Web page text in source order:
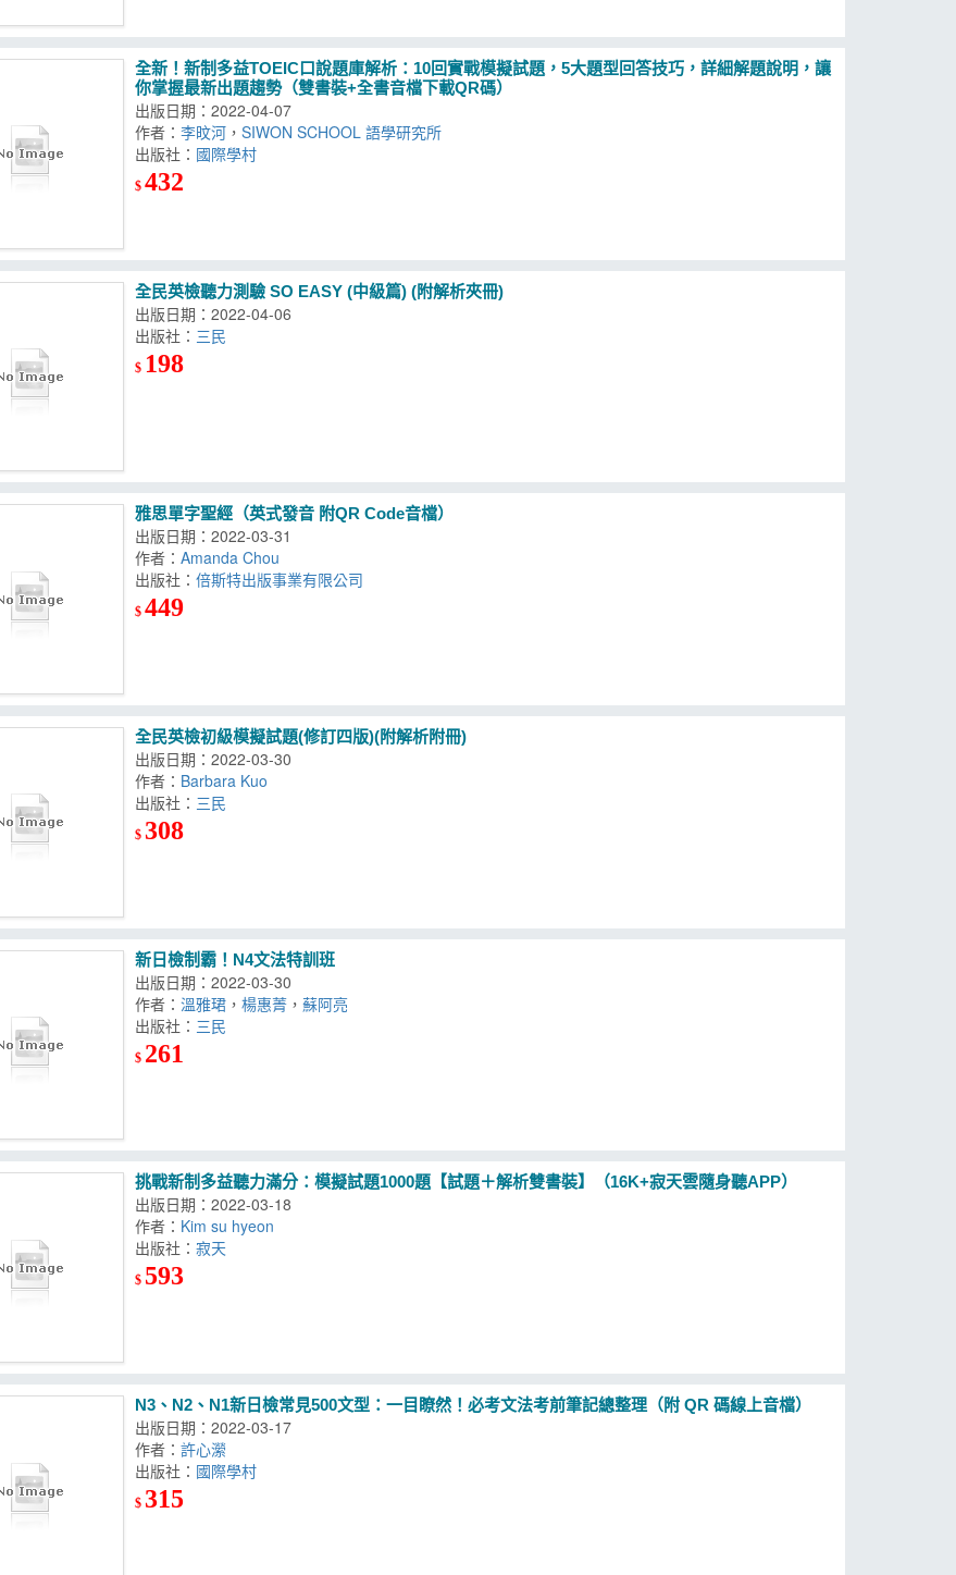
全新！新制多益TOEIC口說題庫解析：10回實戰模擬試題，5大題型回答技巧，詳細解題說明，讓
你掌握最新出題趨勢（雙書裝+全書音檔下載QR碼）
出版日期：2022-04-07
作者：李旼河 ，SIWON SCHOOL 語學研究所
出版社：
$432
全民英檢聽力測驗 SO EASY (中級篇) (附解析夾冊)
出版日期：2022-04-06
出版社：
$ 198
雅思單字聖經（英式發音 附QR Code音檔）
出版日期：2022-03-31
作者：Amanda Chou
出版社：
$449
全民英檢初級模擬試題(修訂四版)(附解析附冊)
出版日期：2022-03-30
作者： Barbara Kuo
出版社：
$ 308
新日檢制霸！N4文法特訓班
出版日期：2022-03-30
作者：溫雅珺 ，楊惠菁 ，蘇阿亮
出版社：
$ 261
挑戰新制多益聽力滿分：模擬試題1000題【試題＋解析雙書裝】（16K+寂天雲隨身聽APP）
出版日期：2022-03-18
作者： Kim su hyeon
出版社：
$ 593
N3、N2、N1新日檢常見500文型：一目瞭然！必考文法考前筆記總整理（附 QR 碼線上音檔）
出版日期：2022-03-17
作者：許心瀠
出版社：
$ 315